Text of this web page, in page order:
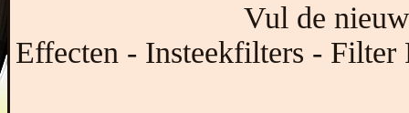
Vul de
Effecten - Insteekfilters -